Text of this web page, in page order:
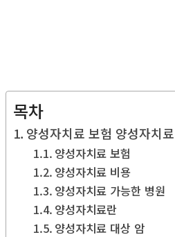
목차
양성자치료 보험 양성자치
양성자치료 보험
양성자치료 비용
양성자치료 가능한 병원
양성자치료란
양성자치료 대상 암